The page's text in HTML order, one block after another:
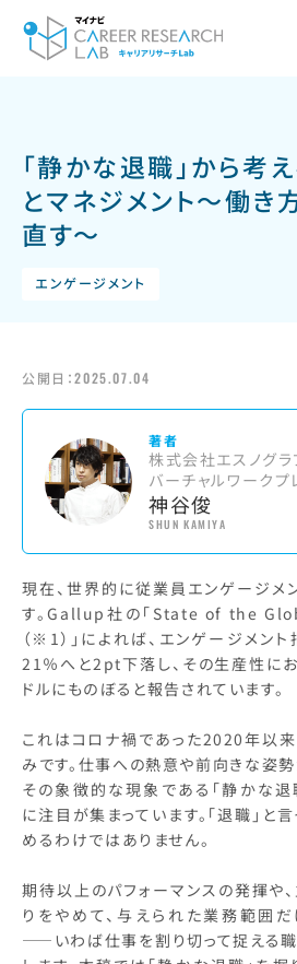
「静かな退職」から
とマネジメント～働き
直す～
エンゲージメント
公開日：2025.07.04
著者
株式会社エスノグ
バーチャルワークプ
神谷俊
SHUN KAMIYA
現在、世界的に従業員エンゲージメ
す。Gallup社の「State of the
（※1）」によれば、エンゲージメン
21％へと2pt下落し、その生産性に
ドルにものぼると報告されています。
これはコロナ禍であった2020年以来
みです。仕事への熱意や前向きな姿
その象徴的な現象である「静かな
に注目が集まっています。「退職」と
めるわけではありません。
期待以上のパフォーマンスの発揮や
りをやめて、与えられた業務範囲
――いわば仕事を割り切って捉える